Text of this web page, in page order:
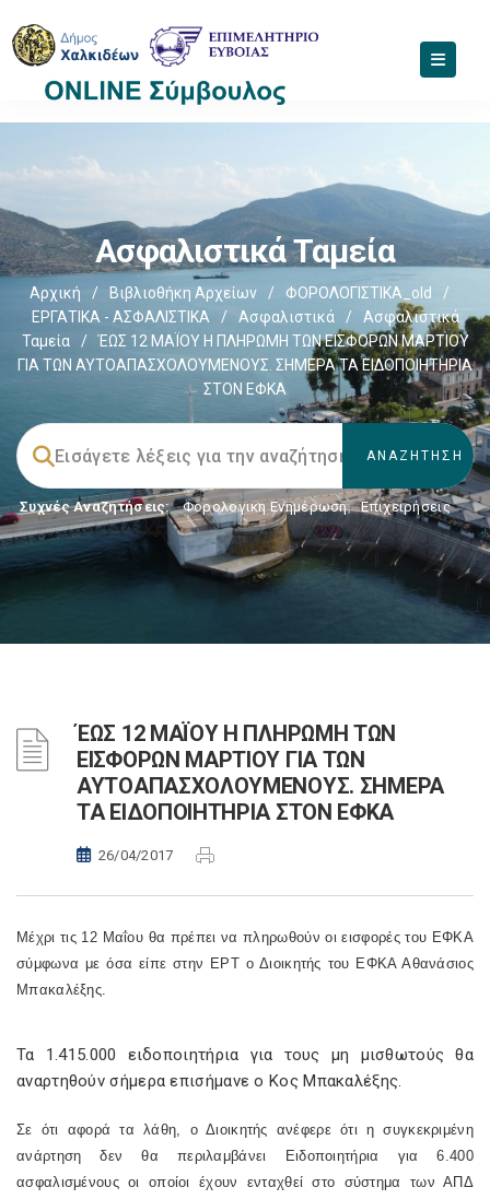
Ασφαλιστικά Ταμεία
Αρχική / Βιβλιοθήκη Αρχείων / ΦΟΡΟΛΟΓΙΣΤΙΚΑ_old
/
ΕΡΓΑΤΙΚΑ - ΑΣΦΑΛΙΣΤΙΚΑ
/ Ασφαλιστικά /
Ασφαλιστικά
Ταμεία
/
ΈΩΣ 12 ΜΑΪΟΥ Η ΠΛΗΡΩΜΗ ΤΩΝ ΕΙΣΦΟΡΩΝ ΜΑΡΤΙΟΥ
ΓΙΑ ΤΩΝ ΑΥΤΟΑΠΑΣΧΟΛΟΥΜΕΝΟΥΣ. ΣΗΜΕΡΑ ΤΑ ΕΙΔΟΠΟΙΗΤΗΡΙΑ
ΣΤΟΝ ΕΦΚΑ
Συχνές Αναζητήσεις: Φορολογικη Ενημέρωση, Επιχειρήσεις
ΈΩΣ 12 ΜΑΪΟΥ Η ΠΛΗΡΩΜΗ ΤΩΝ
ΕΙΣΦΟΡΩΝ ΜΑΡΤΙΟΥ ΓΙΑ ΤΩΝ
ΑΥΤΟΑΠΑΣΧΟΛΟΥΜΕΝΟΥΣ. ΣΗΜΕΡΑ
ΤΑ ΕΙΔΟΠΟΙΗΤΗΡΙΑ ΣΤΟΝ ΕΦΚΑ
26/04/2017
Μέχρι τις 12 Μαΐου θα πρέπει να πληρωθούν οι εισφορές του ΕΦΚΑ
σύμφωνα με όσα είπε στην ΕΡΤ ο Διοικητής του ΕΦΚΑ Αθανάσιος
Μπακαλέξης.
Τα 1.415.000 ειδοποιητήρια για τους μη μισθωτούς θα
αναρτηθούν σήμερα επισήμανε ο Κος Μπακαλέξης.
Σε ότι αφορά τα λάθη, ο Διοικητής ανέφερε ότι η συγκεκριμένη
ανάρτηση δεν θα περιλαμβάνει Ειδοποιητήρια για 6.400
ασφαλισμένους οι οποίοι έχουν ενταχθεί στο σύστημα των ΑΠΔ